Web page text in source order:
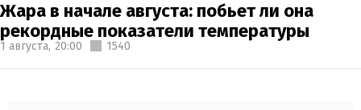
Жара в начале августа: побьет ли она
рекордные показатели температуры
1 августа, 20:00 1540